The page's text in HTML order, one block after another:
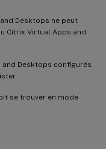
Desktops ne peut
Citrix Virtual Apps and
Desktops configurés
se trouver en mode